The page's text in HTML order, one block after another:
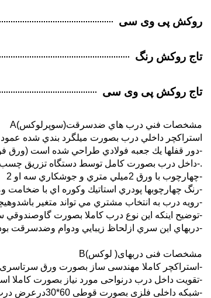
روکش پی وی سی
تاج روکش رنگ
تاج روکش پی وی سی
مشخصات فني درب هاي ضدسرقت(سوپرلوكس)A
استراكچر داخلي درب بصورت ميلگرد بندي شده عمودي و افقي با جوشكاري سه او 2
-دور قفلها يك جعبه فولادي طراحي شده است (ورق فولادي 4 ميل) كه به هيچ عنوان بعداز نصب ديلم نميشود و هيچ دسترسي به قفل ومغزي
.-داخل درب بصورت كامل توسط دستگاه تزريق چسب فوم
-چهارچوب با ورق 2ميلي متري و جوشكاري سه او 2
-رنگ چهارچوبها پودري استاتيك وكوره اي با ضخامت
-رويه درب به انتخاب مشتري مي تواند متغير
-توضيح اينكه اين نوع درب كاملا بصورت
-دربهاي اين سري ازلحاظ زيبايي ودوام وضدسرقت بودن سطح 99
مشخصات فنی دربهای( لوکس)B
-استراکچر کاملا مهندسی ساز بصورت ورق
-تقویت داخل درب درنواحی مورد نیاز بصورت کاملا
-شبکه داخلی فلزی بصورت قوطی 60*30درعرض درب